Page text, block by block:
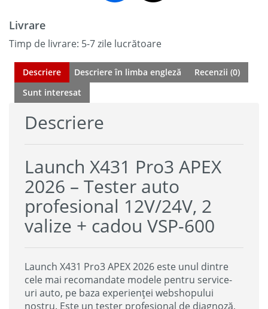
Livrare
Timp de livrare: 5-7 zile lucrătoare
Descriere Descriere în limba engleză
Recenzii (0)
Sunt interesat
Descriere
Launch X431 Pro3 APEX
2026 – Tester auto
profesional 12V/24V, 2
valize + cadou VSP-600
Launch X431 Pro3 APEX 2026 este unul dintre
cele mai recomandate modele pentru service-
uri auto, pe baza experienței webshopului
nostru. Este un tester profesional de diagnoză,